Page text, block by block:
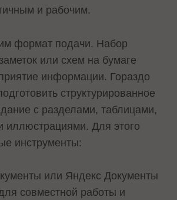
и рабочим.
формат подачи. Набор
или схем на бумаге
информации. Гораздо
структурированное
с разделами, таблицами,
иллюстрациями. Для этого
инструменты:
или Яндекс Документы
совместной работы и